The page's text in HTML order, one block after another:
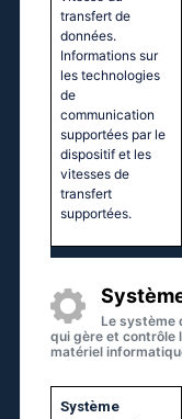
transfert de
données.
Informations sur
les technologies
de
communication
supportées par le
dispositif et les
vitesses de
transfert
supportées.
Le système
qui gère et contrôle
matériel
Système